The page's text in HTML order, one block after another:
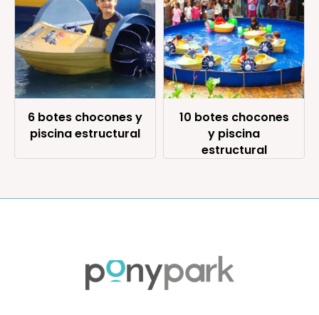
6 botes chocones y
piscina estructural
10 botes chocones
y piscina
estructural